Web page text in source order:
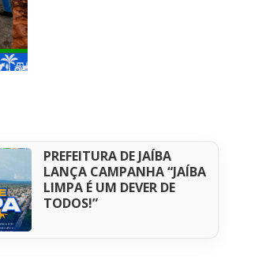
PREFEITURA DE JAÍBA
LANÇA CAMPANHA “JAÍBA
LIMPA É UM DEVER DE
TODOS!”